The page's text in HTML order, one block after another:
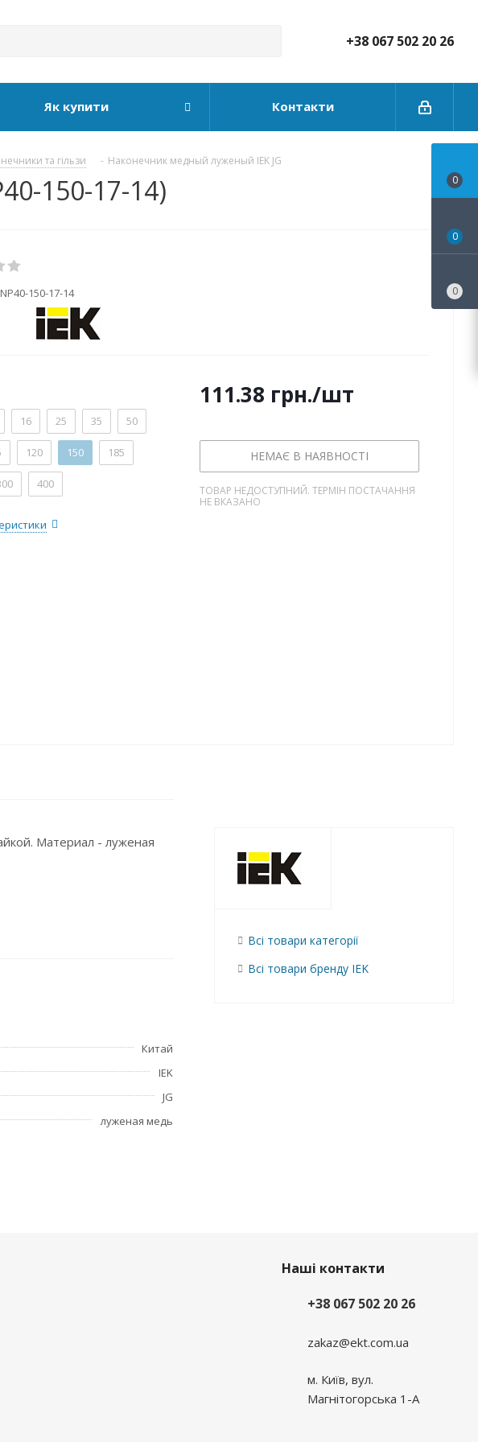
+38 067 502 20 26
Як купити Контакти
та гільзи - Наконечник медный луженый IEK JG
150-17-14)
150-17-14
16 25 35 50
120 150 185
400
111.38 грн./шт
НЕМАЄ В НАЯВНОСТІ
ТОВАР НЕДОСТУПНИЙ. ТЕРМІН ПОСТАЧАННЯ
НЕ ВКАЗАНО
Материал - луженая
Китай
IEK
JG
луженая медь
Всі товари категорії
Всі товари бренду IEK
Наші контакти
+38 067 502 20 26
zakaz@ekt.com.ua
м. Київ, вул.
Магнітогорська 1-А
0
0
0